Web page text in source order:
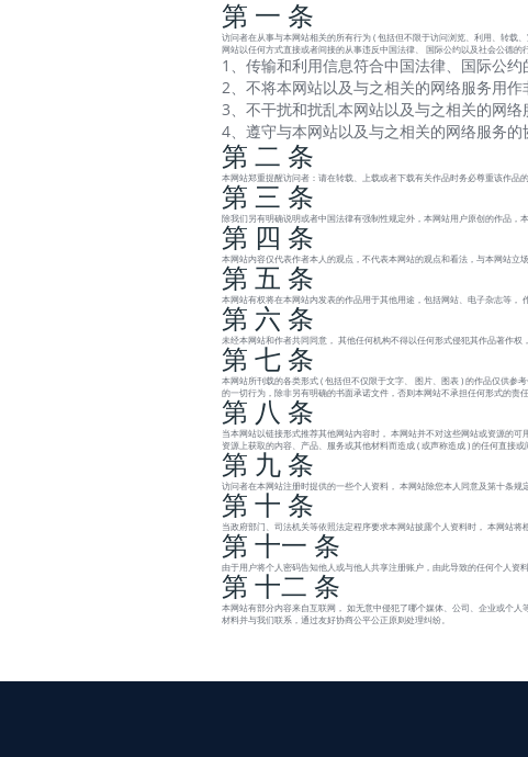
第 一 条
访问者在从事与本网站相关的所有行为 ( 包括但不限于访问浏览、利用、转载
网站以任何方式直接或者间接的从事违反中国法律、 国际公约以及社会公德的
1、传输和利用信息符合中国法律、国际公
2、不将本网站以及与之相关的网络服务用
3、不干扰和扰乱本网站以及与之相关的网络
4、遵守与本网站以及与之相关的网络服务的
第 二 条
本网站郑重提醒访问者：请在转载、上载或者下载有关作品时务必尊重该作品
第 三 条
除我们另有明确说明或者中国法律有强制性规定外，本网站用户原创的作品，
第 四 条
本网站内容仅代表作者本人的观点，不代表本网站的观点和看法，与本网站立
第 五 条
本网站有权将在本网站内发表的作品用于其他用途，包括网站、电子杂志等，
第 六 条
未经本网站和作者共同同意， 其他任何机构不得以任何形式侵犯其作品著作
第 七 条
本网站所刊载的各类形式 ( 包括但不仅限于文字、 图片、图表 ) 的作品仅供
的一切行为，除非另有明确的书面承诺文件，否则本网站不承担任何形式的责任
第 八 条
当本网站以链接形式推荐其他网站内容时， 本网站并不对这些网站或资源的
资源上获取的内容、产品、服务或其他材料而造成 ( 或声称造成 ) 的任何直接或
第 九 条
访问者在本网站注册时提供的一些个人资料， 本网站除您本人同意及第十条规
第 十 条
当政府部门、司法机关等依照法定程序要求本网站披露个人资料时， 本网站
第 十一 条
由于用户将个人密码告知他人或与他人共享注册账户，由此导致的任何个人资
第 十二 条
本网站有部分内容来自互联网， 如无意中侵犯了哪个媒体、公司、企业或个
材料并与我们联系，通过友好协商公平公正原则处理纠纷。